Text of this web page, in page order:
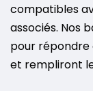
compatibles
associés. Nos
pour
et rempliront